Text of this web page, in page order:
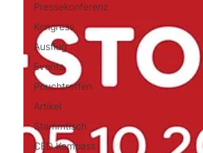
Pressekonferenz
Kongress
Ausflug
Events
Pouchtreffen
Artikel
Stammtisch
CED Kompass